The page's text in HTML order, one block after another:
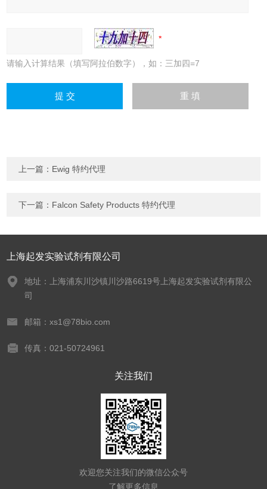
请输入计算结果（填写阿拉伯数字），如：三加四=7
上一篇： Ewig 特约代理
下一篇： Falcon Safety Products 特约代理
上海起发实验试剂有限公司
地址：上海浦东川沙镇川沙路6619号上海起发实验试剂有限公
司
邮箱：xs1@78bio.com
传真：021-50724961
关注我们
欢迎您关注我们的微信公众号
了解更多信息